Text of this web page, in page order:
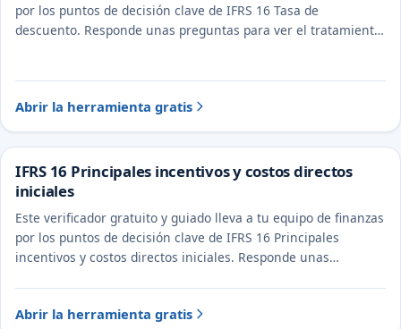
por los puntos de decisión clave de IFRS 16 Tasa de
descuento. Responde unas preguntas para ver el tratamiento
Abrir la herramienta gratis
IFRS 16 Principales incentivos y costos directos
iniciales
Este verificador gratuito y guiado lleva a tu equipo de finanzas
por los puntos de decisión clave de IFRS 16 Principales
incentivos y costos directos iniciales. Responde unas
Abrir la herramienta gratis